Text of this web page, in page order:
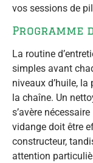
vos sessions de
Programme
La routine
simples avant
niveaux d’huile, la
la chaîne. Un
s’avère
vidange doit être
constructeur,
attention